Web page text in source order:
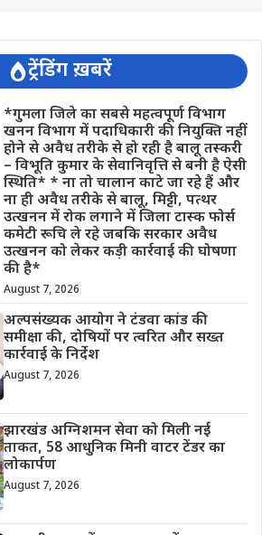
ट्रेंडिंग ख़बरें
*गुमला जिले का सबसे महत्वपूर्ण विभाग
खनन विभाग में पदाधिकारी की नियुक्ति नहीं
होने से अवैध तरीके से हो रही है बालू तस्करी
– विभूति कुमार के सेवानिवृत्ति से बनी है ऐसी
स्थिति* * ना तो चालान काटे जा रहे हैं और
ना ही अवैध तरीके से बालू, मिट्टी, पत्थर
उत्खनन में रोक लगाने में जिला टास्क फोर्स
कमेटी रूचि ले रहे जबकि सरकार अवैध
उत्खनन को लेकर कड़ी कार्रवाई की घोषणा
की है*
August 7, 2026
अल्पसंख्यक आयोग ने टंडवा कांड की
समीक्षा की, दोषियों पर त्वरित और सख्त
कार्रवाई के निर्देश
August 7, 2026
झारखंड अग्निशमन सेवा को मिली नई
ताकत, 58 आधुनिक मिनी वाटर टेंडर का
लोकार्पण
August 7, 2026